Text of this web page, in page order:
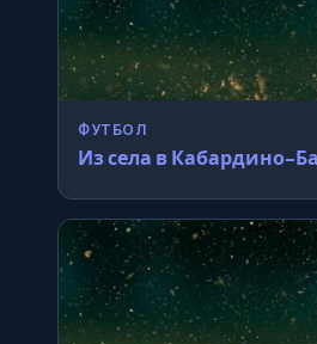
ФУТБОЛ
Из села в Кабардино-